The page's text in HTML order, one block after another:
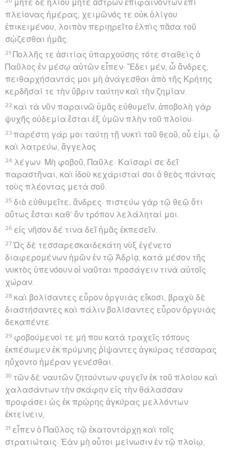
φιλανθρωπίαν ἡμῖν, ἅψαντες γὰρ πυρὰν
προσελάβοντο πάντας ἡμᾶς διὰ τὸν ὑετὸν τὸν
ἐφεστῶτα καὶ διὰ τὸ ψῦχος.
3 συστρέψαντος δὲ τοῦ Παύλου φρυγάνων τι πλῆθος
καὶ ἐπιθέντος ἐπὶ τὴν πυράν, ἔχιδνα ἀπὸ τῆς θέρμης
ἐξελθοῦσα καθῆψε τῆς χειρὸς αὐτοῦ.
4
ὡς δὲ εἶδον οἱ βάρβαροι κρεμάμενον τὸ θηρίον ἐκ
τῆς χειρὸς αὐτοῦ, πρὸς ἀλλήλους ἔλεγον· Πάντως
φονεύς ἐστιν ὁ ἄνθρωπος οὗτος ὃν διασωθέντα ἐκ τῆς
θαλάσσης ἡ δίκη ζῆν οὐκ εἴασεν.
5 ὁ μὲν οὖν ἀποτινάξας τὸ θηρίον εἰς τὸ πῦρ ἔπαθεν
οὐδὲν κακόν·
6 οἱ δὲ προσεδόκων αὐτὸν μέλλειν πίμπρασθαι ἢ
καταπίπτειν ἄφνω νεκρόν. ἐπὶ πολὺ δὲ αὐτῶν
προσδοκώντων καὶ θεωρούντων μηδὲν ἄτοπον εἰς
αὐτὸν γινόμενον, μεταβαλόμενοι ἔλεγον αὐτὸν εἶναι
θεόν.
7 Ἐν δὲ τοῖς περὶ τὸν τόπον ἐκεῖνον ὑπῆρχεν χωρία τῷ
πρώτῳ τῆς νήσου ὀνόματι Ποπλίῳ, ὃς ἀναδεξάμενος
ἡμᾶς τρεῖς ἡμέρας φιλοφρόνως ἐξένισεν.
8
ἐγένετο δὲ τὸν πατέρα τοῦ Ποπλίου πυρετοῖς καὶ
δυσεντερίῳ συνεχόμενον κατακεῖσθαι, πρὸς ὃν ὁ
Παῦλος εἰσελθὼν καὶ προσευξάμενος ἐπιθεὶς τὰς
χεῖρας αὐτῷ ἰάσατο αὐτόν.
9 τούτου δὲ γενομένου καὶ οἱ λοιποὶ οἱ ἐν τῇ νήσῳ
ἔχοντες ἀσθενείας προσήρχοντο καὶ ἐθεραπεύοντο,
10 οἳ καὶ πολλαῖς τιμαῖς ἐτίμησαν ἡμᾶς καὶ
ἀναγομένοις ἐπέθεντο τὰ πρὸς τὰς χρείας.
Paul arrive à Rome
11
Μετὰ δὲ τρεῖς μῆνας ἀνήχθημεν ἐν πλοίῳ
παρακεχειμακότι ἐν τῇ νήσῳ Ἀλεξανδρίνῳ,
παρασήμῳ Διοσκούροις.
12 καὶ καταχθέντες εἰς Συρακούσας ἐπεμείναμεν